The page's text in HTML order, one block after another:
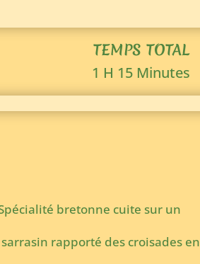
TEMPS TOTAL
1 H 15 Minutes
bretonne cuite sur un
rapporté des croisades en